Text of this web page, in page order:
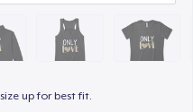
up for best fit.